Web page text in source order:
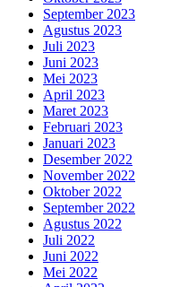
September 2023
Agustus 2023
Juli 2023
Juni 2023
Mei 2023
April 2023
Maret 2023
Februari 2023
Januari 2023
Desember 2022
November 2022
Oktober 2022
September 2022
Agustus 2022
Juli 2022
Juni 2022
Mei 2022